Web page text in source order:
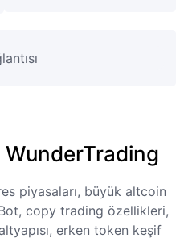
WunderTrading
piyasaları, büyük altcoin
copy trading özellikleri,
erken token keşif